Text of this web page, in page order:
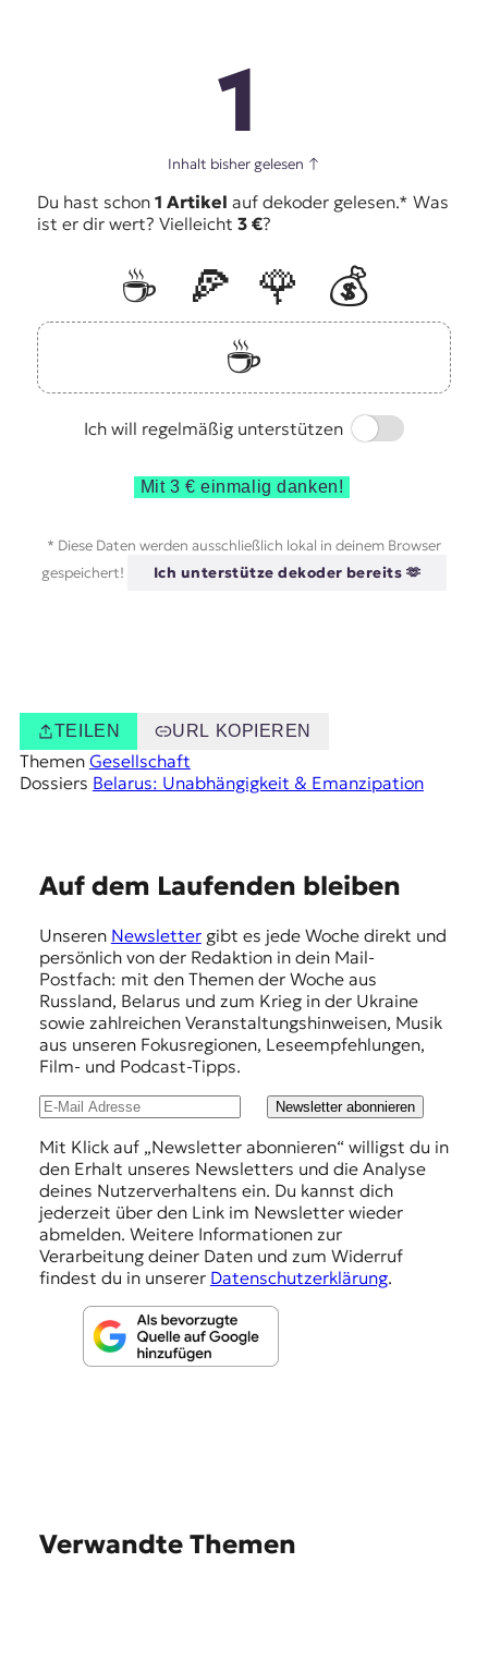
1
Inhalt bisher gelesen ↑
Du hast schon 1 Artikel auf dekoder gelesen.* Was
ist er dir wert? Vielleicht 3 €?
☕️ 🍕 🌹
💰
☕️
Ich will regelmäßig unterstützen
Switch
Mit 3 € einmalig danken!
* Diese Daten werden ausschließlich lokal in deinem Browser
gespeichert!
Ich unterstütze dekoder bereits 🫶
TEILEN URL KOPIEREN
Themen Gesellschaft
Dossiers Belarus: Unabhängigkeit & Emanzipation
Auf dem Laufenden bleiben
Unseren Newslettergibt es jede Woche direkt und
persönlich von der Redaktion in dein Mail-
Postfach: mit den Themen der Woche aus
Russland, Belarus und zum Krieg in der Ukraine
sowie zahlreichen Veranstaltungshinweisen, Musik
aus unseren Fokusregionen, Leseempfehlungen,
Film- und Podcast-Tipps.
Newsletter abonnieren
Mit Klick auf „Newsletter abonnieren“ willigst du in
den Erhalt unseres Newsletters und die Analyse
deines Nutzerverhaltens ein. Du kannst dich
jederzeit über den Link im Newsletter wieder
abmelden. Weitere Informationen zur
Verarbeitung deiner Daten und zum Widerruf
findest du in unserer Datenschutzerklärung.
Verwandte Themen